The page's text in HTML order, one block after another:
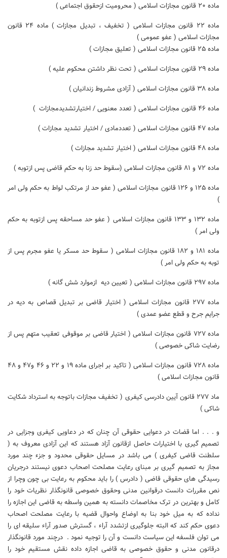
ماده ۲۰ قانون مجازات اسلامی ( محرومیت ازحقوق اجتماعی )
ماده ۲۲ قانون مجازات اسلامی ( تخفیف ، تبدیل مجازات ) ماده ۲۴ قانون
مجازات اسلامی ( عفو عمومی )
ماده ۲۵ قانون مجازات اسلامی ( تعلیق مجازات )
ماده ۲۹ قانون مجازات اسلامی ( تحت نظر داشتن محکوم علیه )
ماده ۳۸ قانون مجازات اسلامی ( آزادی مشروط زندانیان )
ماده ۴۶ قانون مجازات اسلامی ( تعدد معنویی / اختیارتشدیدمجازات )
ماده ۴۷ قانون مجازات اسلامی ( تعددمادی / اختیار تشدید مجازات )
ماده ۴۸ قانون مجازات اسلامی ( اختیار تشدید مجازات )
ماده ۷۲ و ۸۱ قانون مجازات اسلامی (سقوط حد زنا به حکم قاضی پس ازتوبه )
ماده ۱۲۵ و ۱۲۶ قانون مجازات اسلامی ( عفو حد از مرتکب لواط به حکم ولی امر
)
ماده ۱۳۲ و ۱۳۳ قانون مجازات اسلامی ( عفو حد مساحقه پس ازتوبه به حکم
ولی امر )
ماده ۱۸۱ و ۱۸۲ قانون مجازات اسلامی ( سقوط حد مسکر یا عفو مجرم پس از
توبه به حکم ولی امر )
ماده ۲۹۷ قانون مجازات اسلامی ( تعیین دیه ازموارد شش گانه )
ماده ۲۷۷ قانون مجازات اسلامی ( اختیار قاضی بر تبدیل قصاص به دیه در
جرایم جرح و قطع عضو عمدی )
ماده ۷۲۷ قانون مجازات اسلامی ( اختیار قاضی بر موقوفی تعقیب متهم پس از
رضایت شاکی خصوصی )
ماده ۷۲۸ قانون مجازات اسلامی ( تاکید بر اجرای ماده ۱۹ و ۲۲ و ۴۶ و۴۷ و ۴۸
قانون مجازات اسلامی )
ماد ۲۷۷ قانون آیین دادرسی کیفری ( تخفیف مجازات باتوجه به استرداد شکایت
شاکی )
و . . . اما قضات در دعوایی حقوقی آن چنان که در دعاویی کیفری وجزایی در
تصمیم گیری با اختیارات حاصل ازقانون آزاد هستند که این آزادی معروف به (
سلطنت قاضی کیفری ) می باشد در مسایل حقوقی محدود و جزء چند مورد
مجاز به تصمیم گیری بر مبنای رعایت مصلحت اصحاب دعوی نیستند درجریان
رسیدگی های حقوقی قاضی ( دادرس ) را باید محکوم به رعایت بی چون وچرا از
نص مقررات دانست درقوانین مدنی وحقوق خصوصی قانونگذار نظریات خود را
کامل و بهترین در ترک مخاصمات دانسته به همین واسطه به قاضی این اجازه را
نداده که به میل خود بنا به اوضاع واحوال قضیه با رعایت مصلحت اصحاب
دعوی حکم کند که البته جلوگیری ازتشدد آراء ، گسترش صدور آراء سلیقه ای را
می توان فلسفه این سیاست دانست و آن را توجیه نمود . درچند مورد قانونگذار
درقانون مدنی و حقوق خصوصی به قاضی اجازه داده نقش مستقیم خود را